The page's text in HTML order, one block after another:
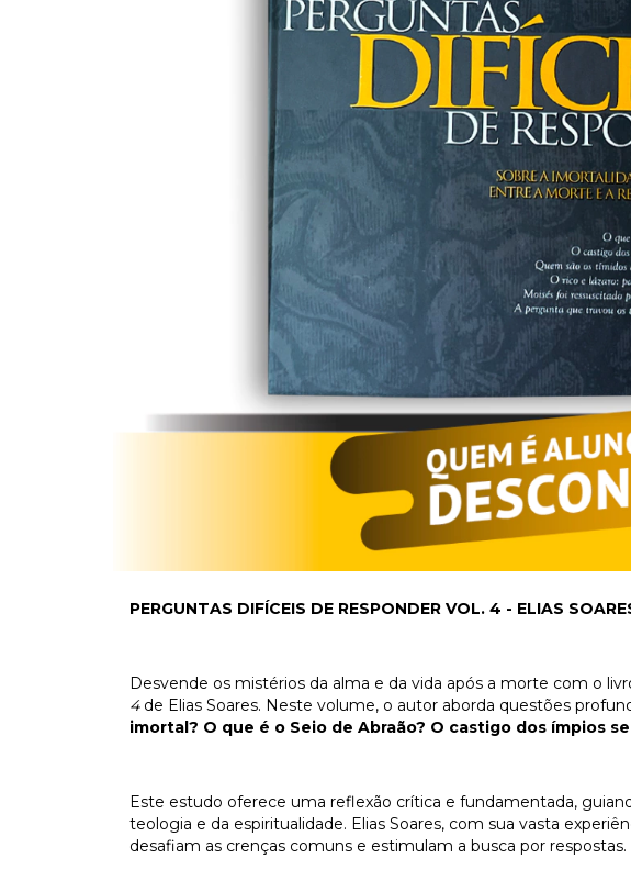
PERGUNTAS DIFÍCEIS DE RESPONDER VOL. 4 - ELIAS
Desvende os mistérios da alma e da vida após a morte com o
4de Elias Soares. Neste volume, o autor aborda questões
imortal? O que é o Seio de Abraão? O castigo dos ímpios
Este estudo oferece uma reflexão crítica e fundamentada,
teologia e da espiritualidade. Elias Soares, com sua vasta
desafiam as crenças comuns e estimulam a busca por respostas.